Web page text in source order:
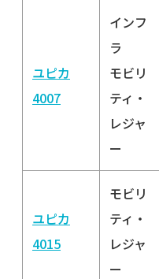
ユピカ
4007
インフ
ラ
モビリ
ティ・
レジャ
ー
ユピカ
4015
モビリ
ティ・
レジャ
ー